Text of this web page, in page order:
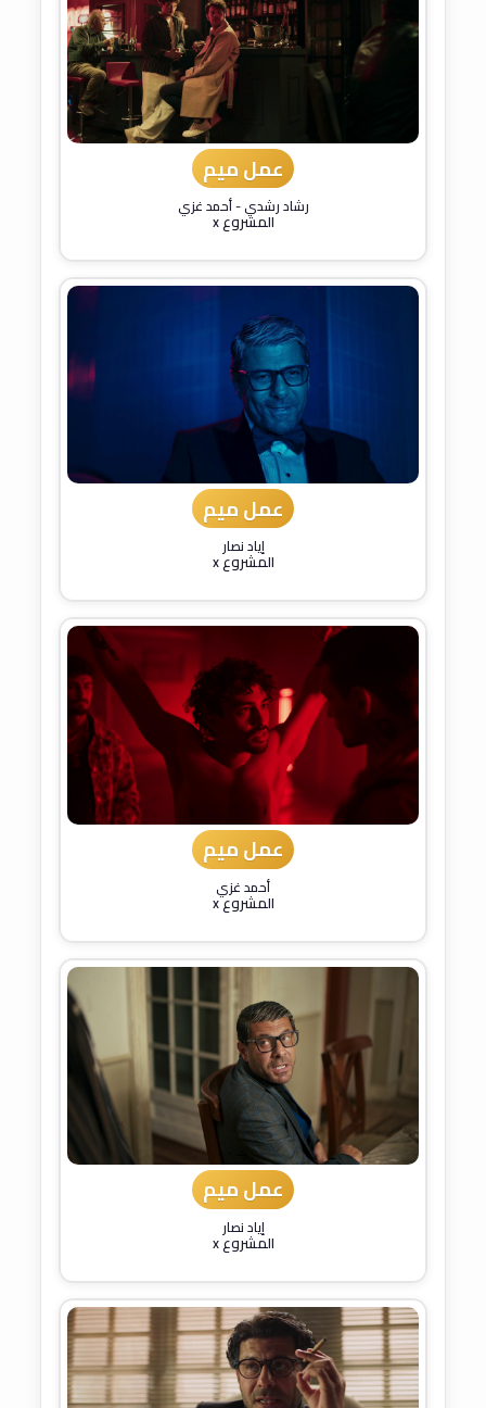
عمل ميم
رشاد رشدي-أحمد غزي
المشروع x
عمل ميم
إياد نصار
المشروع x
عمل ميم
أحمد غزي
المشروع x
عمل ميم
إياد نصار
المشروع x